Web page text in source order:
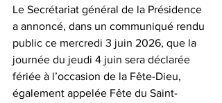
Le Secrétariat général de la Présidence
a annoncé, dans un communiqué rendu
public ce mercredi 3 juin 2026, que la
journée du jeudi 4 juin sera déclarée
fériée à l’occasion de la Fête-Dieu,
également appelée Fête du Saint-